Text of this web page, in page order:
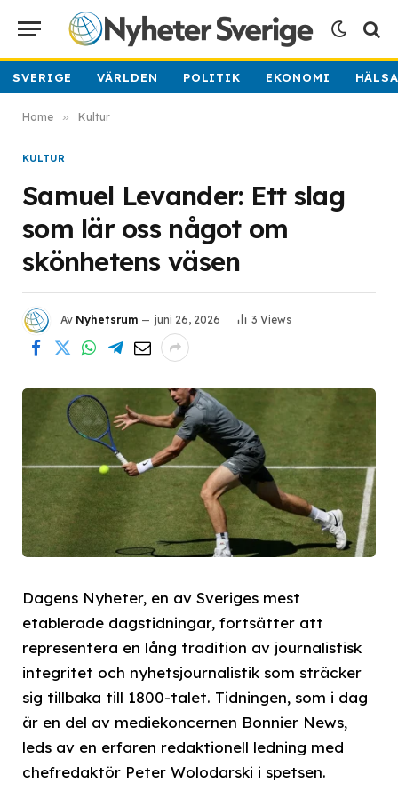
SVERIGE VÄRLDEN POLITIK EKONOMI
Home » Kultur
KULTUR
Samuel Levander: Ett slag
som lär oss något om
skönhetens väsen
Av Nyhetsrum juni 26, 2026 3 Views
Dagens Nyheter, en av Sveriges mest
etablerade dagstidningar, fortsätter att
representera en lång tradition av journalistisk
integritet och nyhetsjournalistik som sträcker
sig tillbaka till 1800-talet. Tidningen, som i dag
är en del av mediekoncernen Bonnier News,
leds av en erfaren redaktionell ledning med
chefredaktör Peter Wolodarski i spetsen.